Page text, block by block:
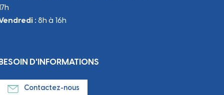
: 8h à 16h
D'INFORMATIONS
Contactez-nous